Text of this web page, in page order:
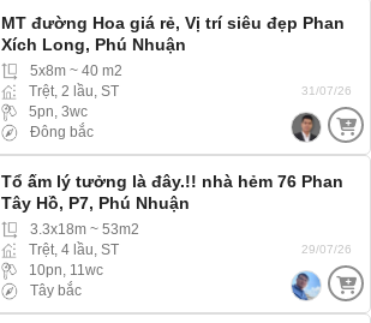
MT đường Hoa giá rẻ, Vị trí siêu đẹp Phan
Xích Long, Phú Nhuận
5x8m ~ 40 m2
Trệt, 2 lầu, ST
5pn, 3wc
Đông bắc
31/07/26
Tổ ấm lý tưởng là đây.!! nhà hẻm 76 Phan
Tây Hồ, P7, Phú Nhuận
3.3x18m ~ 53m2
Trệt, 4 lầu, ST
10pn, 11wc
Tây bắc
29/07/26